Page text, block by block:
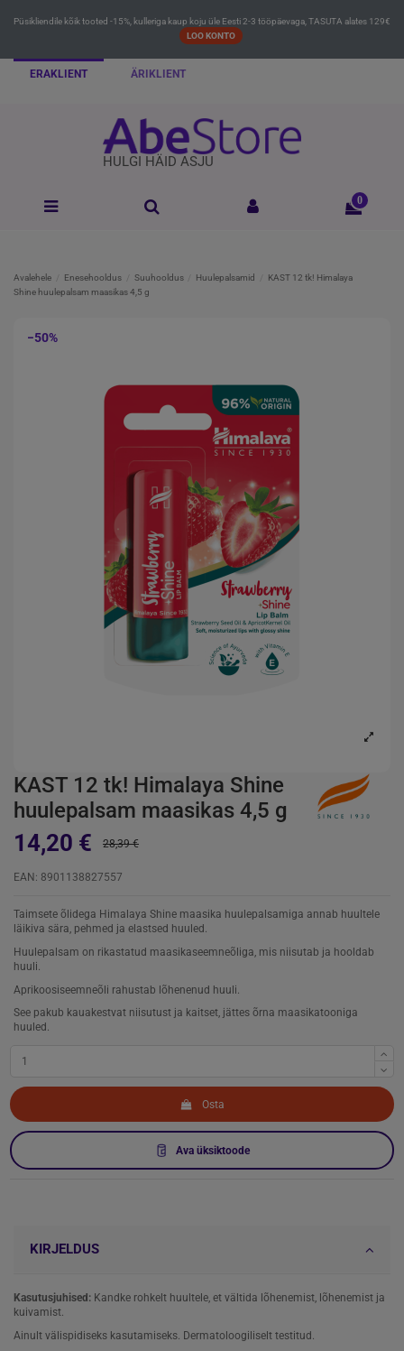
Püsikliendile kõik tooted -15%, kulleriga kaup koju üle Eesti 2-3 tööpäevaga, TASUTA alates 129€
LOO KONTO
ERAKLIENT ÄRIKLIENT
HULGI HÄID ASJU
0
Avalehele Enesehooldus Suuhooldus Huulepalsamid
KAST 12 tk! Himalaya
Shine huulepalsam maasikas 4,5 g
−50%
KAST 12 tk! Himalaya Shine
huulepalsam maasikas 4,5 g
14,20 € 28,39 €
EAN: 8901138827557
Taimsete õlidega Himalaya Shine maasika huulepalsamiga annab huultele
läikiva sära, pehmed ja elastsed huuled.
Huulepalsam on rikastatud maasikaseemneõliga, mis niisutab ja hooldab
huuli.
Aprikoosiseemneõli rahustab lõhenenud huuli.
See pakub kauakestvat niisutust ja kaitset, jättes õrna maasikatooniga
huuled.
Osta
Ava üksiktoode
KIRJELDUS
Kasutusjuhised: Kandke rohkelt huultele, et vältida lõhenemist, lõhenemist ja
kuivamist.
Ainult välispidiseks kasutamiseks. Dermatoloogiliselt testitud.